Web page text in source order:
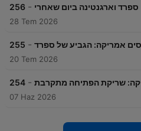
256 - ספרד וארגנטינה ביום שאחרי
28 Tem 2026
255 - אמריקה: הגביע של ספרד
20 Tem 2026
254 - שריקת הפתיחה מתקרבת
07 Haz 2026